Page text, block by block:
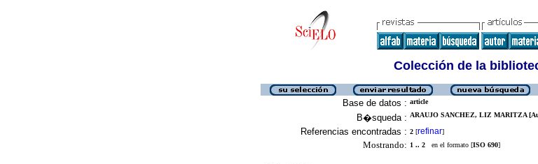
Colección de la
Base de datos : article
B�squeda : ARAUJO SANCHEZ, LIZ MARITZA
Referencias encontradas : 2 [refinar]
Mostrando: 1 .. 2 en el formato [ISO 690]